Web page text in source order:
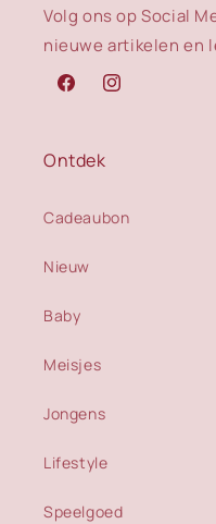
Volg ons op Social
nieuwe artikelen en
FacebookInstagram
Ontdek
Cadeaubon
Nieuw
Baby
Meisjes
Jongens
Lifestyle
Speelgoed